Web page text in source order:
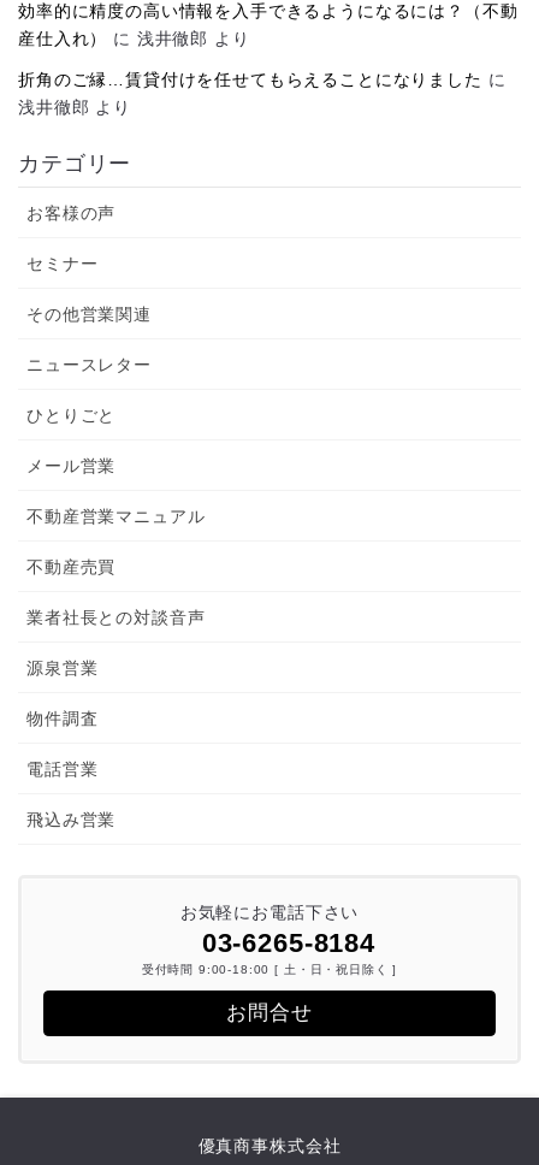
効率的に精度の高い情報を入手できるようになるには？（不動
産仕入れ）
に 浅井徹郎 より
折角のご縁…賃貸付けを任せてもらえることになりました に
浅井徹郎 より
カテゴリー
お客様の声
セミナー
その他営業関連
ニュースレター
ひとりごと
メール営業
不動産営業マニュアル
不動産売買
業者社長との対談音声
源泉営業
物件調査
電話営業
飛込み営業
お気軽にお電話下さい
03-6265-8184
受付時間 9:00-18:00 [ 土・日・祝日除く ]
お問合せ
優真商事株式会社